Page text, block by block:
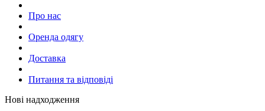
Про нас
Оренда одягу
Доставка
Питання та відповіді
Нові надходження